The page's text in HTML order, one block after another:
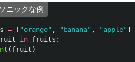
ニックな例
= [ "orange" , " banana" , "apple" ]
in fruits :
(fruit)